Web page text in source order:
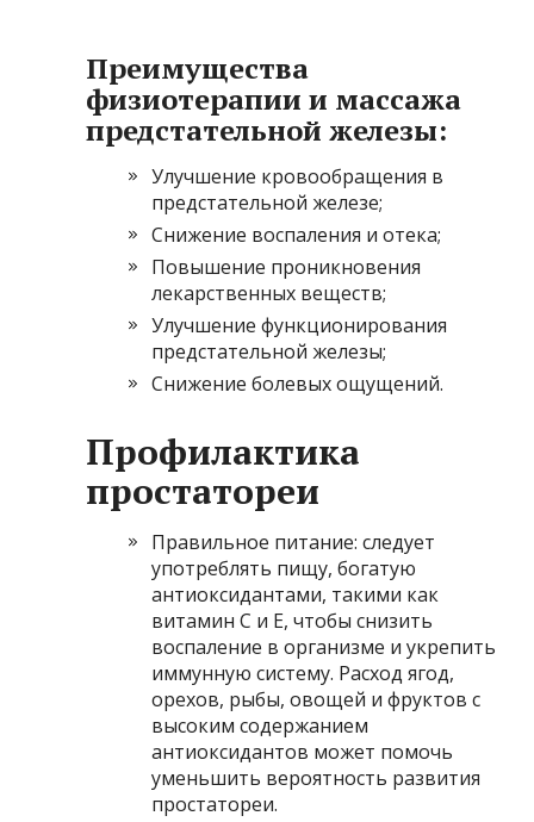
Преимущества
физиотерапии и массажа
предстательной железы:
Улучшение кровообращения в
предстательной железе;
Снижение воспаления и отека;
Повышение проникновения
лекарственных веществ;
Улучшение функционирования
предстательной железы;
Снижение болевых ощущений.
Профилактика
простатореи
Правильное питание: следует
употреблять пищу, богатую
антиоксидантами, такими как
витамин С и Е, чтобы снизить
воспаление в организме и укрепить
иммунную систему. Расход ягод,
орехов, рыбы, овощей и фруктов с
высоким содержанием
антиоксидантов может помочь
уменьшить вероятность развития
простатореи.